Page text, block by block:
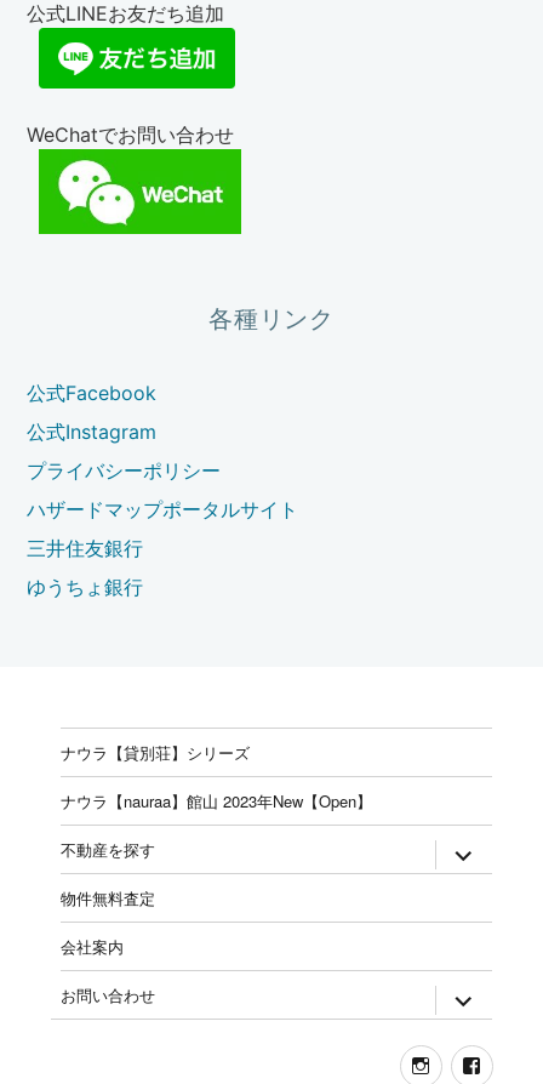
公式LINEお友だち追加
WeChatでお問い合わせ
各種リンク
公式Facebook
公式Instagram
プライバシーポリシー
ハザードマップポータルサイト
三井住友銀行
ゆうちょ銀行
ナウラ【貸別荘】シリーズ
ナウラ【nauraa】館山 2023年New【Open】
不動産を探す expand
child
物件無料査定
会社案内
お問い合わせ expand
child
Instagram